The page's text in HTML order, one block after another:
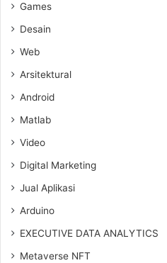
Games
Desain
Web
Arsitektural
Android
Matlab
Video
Digital Marketing
Jual Aplikasi
Arduino
EXECUTIVE DATA ANALYTICS
Metaverse NFT